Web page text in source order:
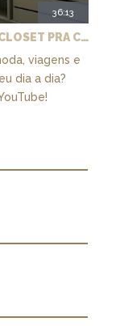
36:13
EP. 6: A SAGA DA CASA - TEMOS UM CLOSET PRA CHAMAR DE NOSSO + MARCENARIA E PAISAGISMO
viagens e
dia a dia?